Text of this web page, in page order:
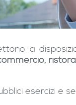
a
esercizi e